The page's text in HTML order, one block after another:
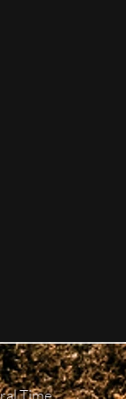
Time.